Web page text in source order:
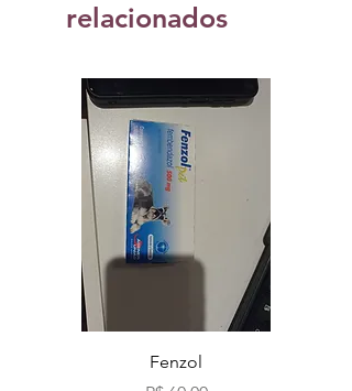
relacionados
Fenzol